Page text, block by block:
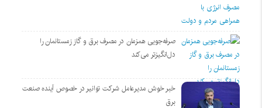
صرفه‌جویی همزمان در مصرف برق و گاز زمستانمان را
دل‌انگیزتر می‌کند
خبر خوش مدیرعامل شرکت توانیر در خصوص آینده صنعت
برق